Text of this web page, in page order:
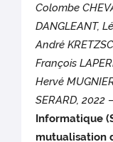
Colombe
DANGLEANT,
André
François
Hervé
SERARD, 2022 –
Informatique
mutualisation